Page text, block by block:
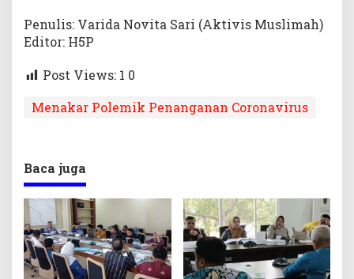
Penulis: Varida Novita Sari (Aktivis Muslimah)
Editor: H5P
Post Views: 1 0
Menakar Polemik Penanganan Coronavirus
Baca juga